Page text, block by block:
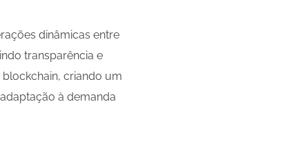
dinâmicas entre
transparência e
criando um
à demanda